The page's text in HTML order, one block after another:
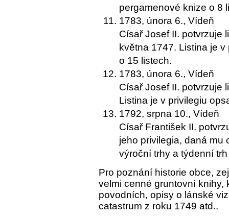
pergamenové knize o 8
1783, února 6., Vídeň
Císař Josef II. potvrzuje
května 1747. Listina je
o 15 listech.
1783, února 6., Vídeň
Císař Josef II. potvrzuje
Listina je v privilegiu
1792, srpna 10., Vídeň
Císař František II.
jeho privilegia, daná mu
výroční trhy a týdenní
Pro poznání historie obce,
velmi cenné gruntovní knihy,
povodních, opisy o lánské
catastrum z roku 1749 atd..